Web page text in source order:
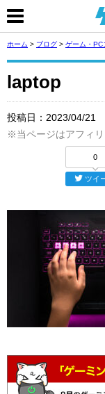
ホーム > ブログ > ゲーム・PC
laptop
投稿日： 2023/04/21
※当ページはアフィリ
0
ツイ